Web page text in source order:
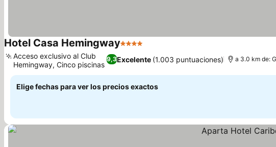
Hotel Casa Hemingway4 Estrellas
9,3Excelente (1.003 puntuaciones)
Acceso exclusivo al Club
Hemingway, Cinco piscinas
a 3.0 km de:
Elige fechas para ver los precios exactos